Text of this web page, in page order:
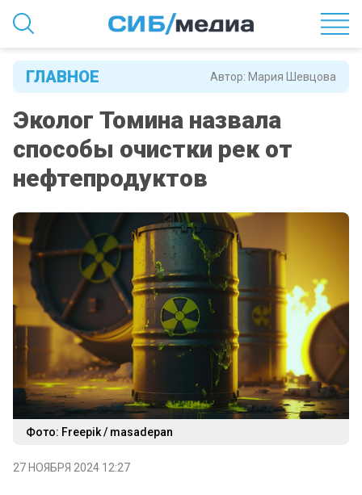
Автор: Мария Шевцова
ГЛАВНОЕ
Эколог Томина назвала
способы очистки рек от
нефтепродуктов
Фото: Freepik / masadepan
27 НОЯБРЯ 2024 12:27